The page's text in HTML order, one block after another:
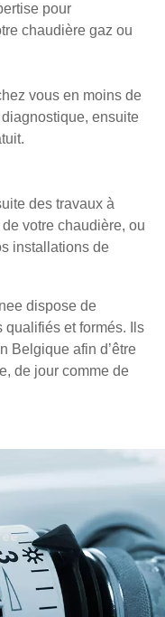
pour
chaudière gaz ou
vous en moins de
ensuite
des travaux à
votre chaudière, ou
installations de
dispose de
et formés. Ils
Belgique afin d’être
de jour comme de